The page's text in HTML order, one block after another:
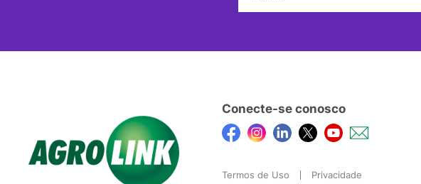
Conecte-se conosco
Termos de Uso Privacidade